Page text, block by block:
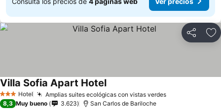
Compartir
3 Estrellas
Hotel Amplias suites ecológicas con vistas verdes
Villa Sofia Apart Hotel
8,3 Muy bueno 3.623 San Carlos de Bariloche